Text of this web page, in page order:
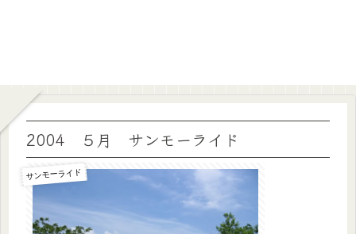
2004 ５月 サンモーライド
サンモーライド